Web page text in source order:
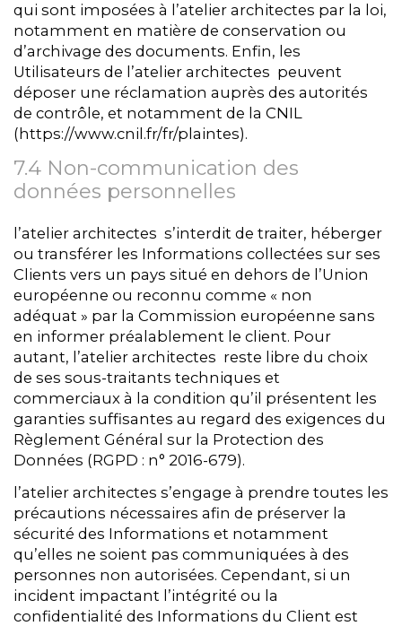
qui sont imposées à l’atelier architectes par la loi,
notamment en matière de conservation ou
d’archivage des documents. Enfin, les
Utilisateurs de l’atelier architectes peuvent
déposer une réclamation auprès des autorités
de contrôle, et notamment de la CNIL
(https://www.cnil.fr/fr/plaintes).
7.4 Non-communication des
données personnelles
l’atelier architectes s’interdit de traiter, héberger
ou transférer les Informations collectées sur ses
Clients vers un pays situé en dehors de l’Union
européenne ou reconnu comme « non
adéquat » par la Commission européenne sans
en informer préalablement le client. Pour
autant, l’atelier architectes reste libre du choix
de ses sous-traitants techniques et
commerciaux à la condition qu’il présentent les
garanties suffisantes au regard des exigences du
Règlement Général sur la Protection des
Données (RGPD : n° 2016-679).
l’atelier architectes s’engage à prendre toutes les
précautions nécessaires afin de préserver la
sécurité des Informations et notamment
qu’elles ne soient pas communiquées à des
personnes non autorisées. Cependant, si un
incident impactant l’intégrité ou la
confidentialité des Informations du Client est